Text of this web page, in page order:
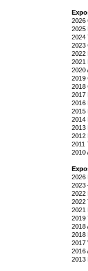
2026
2025
2024
2023
2022
2021
2020
2019
2018
2017
2016
2015
2014
2013
2012
2011
2010
2026
2023
2022
2022
2021
2019
2018
2018
2017
2016
2013